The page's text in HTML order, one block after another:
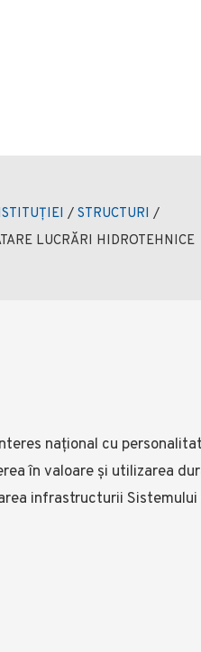
/STRUCTURI /
LUCRĂRI HIDROTEHNICE
național cu
în valoare și utilizarea
infrastructurii Sistemului